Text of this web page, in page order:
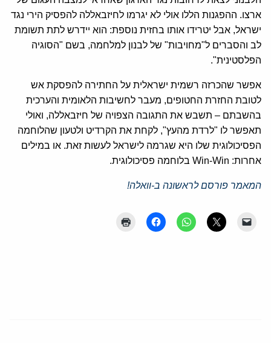
ארצו. ההפגנות הללו אולי לא יגרמו לחיזבאללה להפסיק הירי נגד
ישראל, אבל יטרידו אותו בחזית נוספת: הוא יידרש לתת תשומת
לב והסברים ל"מחויבות" של לבנון למלחמה, בשם "הסוגיה
הפלסטינית".
אפשר שהכרזה רשמית ישראלית על החתירה להפסקת אש
לטובת החזרת החטופים, מעבר לחשיבות הלאומית והערכית
בהשבתם – תשבש את התגובה הצפויה של חיזבאללה, ואולי
תאפשר לו "לרדת מהעץ", לקחת את הקרדיט ולטעון שהלוחמה
הפסיכולוגית שלו היא שגרמה לישראל לעשות זאת. או במילים
אחרות: Win-Win בלוחמה פסיכולוגית.
המאמר פורסם לראשונה ב-וואלה!